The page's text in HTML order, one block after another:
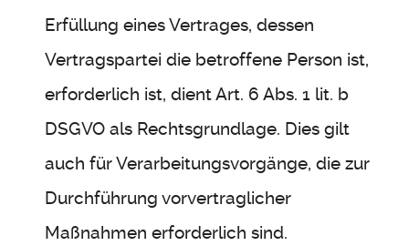
Erfüllung eines Vertrages, dessen
Vertragspartei die betroffene Person ist,
erforderlich ist, dient Art. 6 Abs. 1 lit. b
DSGVO als Rechtsgrundlage. Dies gilt
auch für Verarbeitungsvorgänge, die zur
Durchführung vorvertraglicher
Maßnahmen erforderlich sind.